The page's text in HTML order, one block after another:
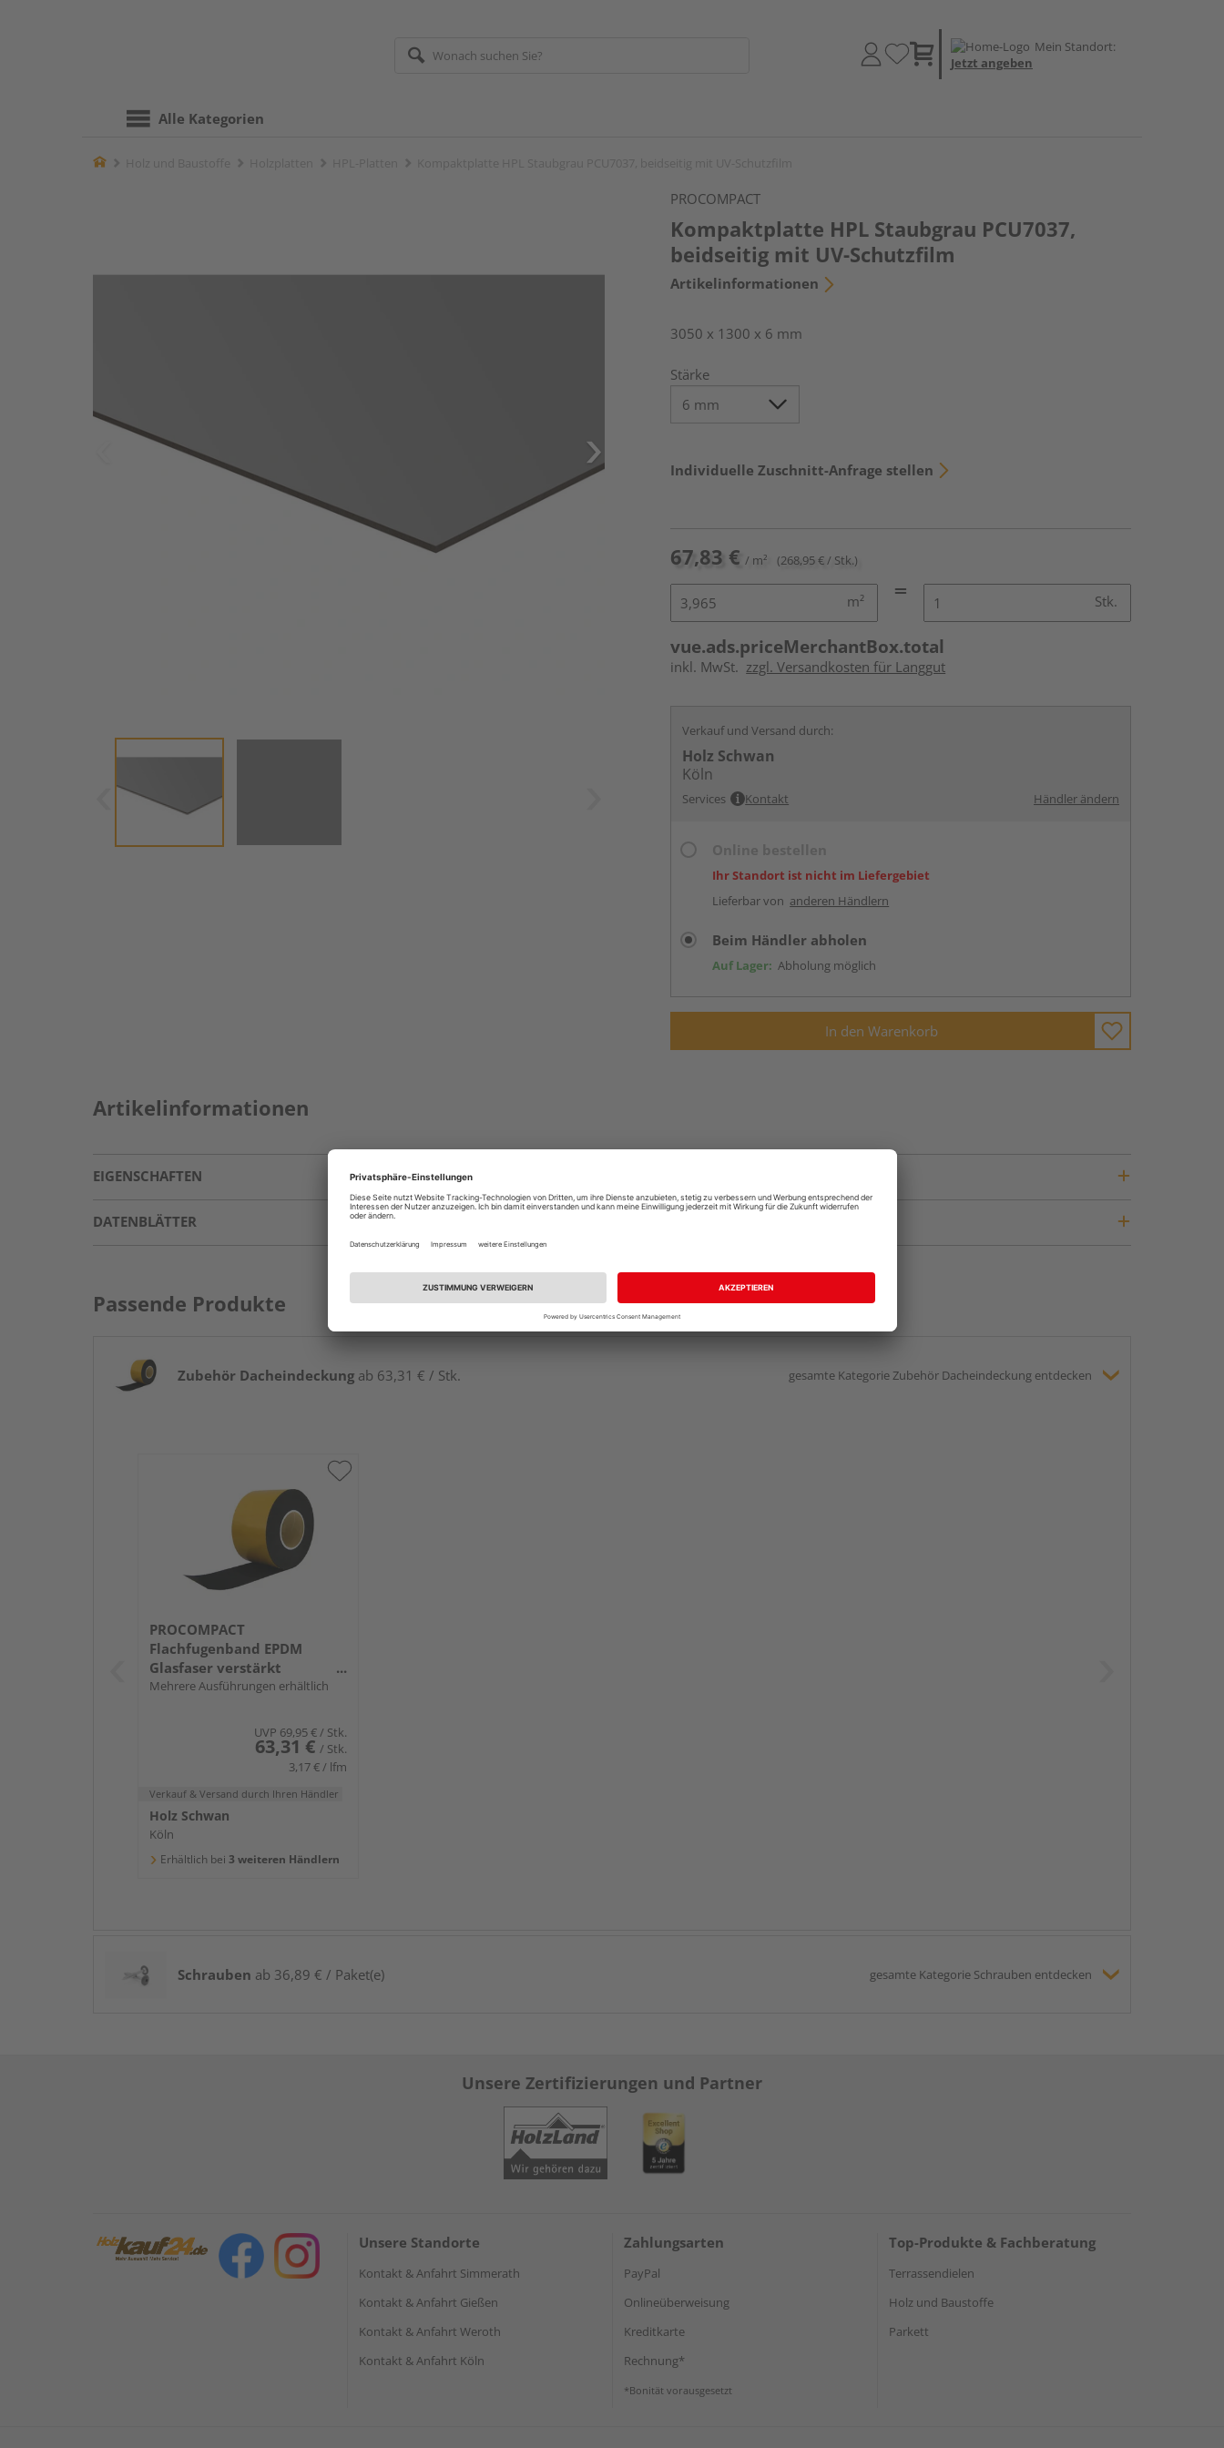
Mein Standort:
Jetzt angeben
Alle Kategorien
Home
PROCOMPACT
Kompaktplatte HPL Staubgrau PCU7037,
beidseitig mit UV-Schutzfilm
Artikelinformationen
3050 x 1300 x 6 mm
Stärke
Individuelle Zuschnitt-Anfrage stellen
67,83 € / m² (268,95 € / Stk.)
m² Stk.
vue.ads.priceMerchantBox.total
inkl. MwSt. zzgl. Versandkosten für Langgut
Verkauf und Versand durch:
Holz Schwan
Köln
Services Kontakt Händler ändern
Ihr Standort ist nicht im Liefergebiet
Lieferbar von anderen Händlern
Beim Händler abholen
Auf Lager: Abholung möglich
In den Warenkorb
Artikelinformationen
EIGENSCHAFTEN
DATENBLÄTTER
Passende Produkte
Zubehör Dacheindeckung ab 63,31 € / Stk. gesamte Kategorie Zubehör Dacheindeckung entdecken
PROCOMPACT
Flachfugenband EPDM
Glasfaser verstärkt
selbstklebend 0,75mm,
Mehrere Ausführungen erhältlich
UVP 69,95 €/ Stk.
63,31 € / Stk.
3,17 € / lfm
Verkauf & Versand durch Ihren Händler
Holz Schwan
Köln
Erhältlich bei 3 weiteren Händlern
Schrauben ab 36,89 € / Paket(e) gesamte Kategorie Schrauben entdecken
Unsere Zertifizierungen und Partner
Unsere Standorte
Kontakt & Anfahrt Simmerath
Kontakt & Anfahrt Gießen
Kontakt & Anfahrt Weroth
Kontakt & Anfahrt Köln
Zahlungsarten
PayPal
Onlineüberweisung
Kreditkarte
Rechnung*
*Bonität vorausgesetzt
Top-Produkte & Fachberatung
Terrassendielen
Holz und Baustoffe
Parkett